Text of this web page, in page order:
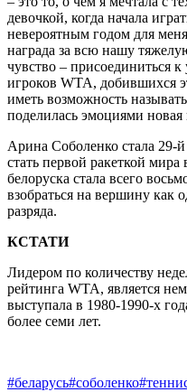
девочкой, когда начала
невероятным годом для
награда за всю нашу
чувство – присоединиться
игроков WTA, добившихся
иметь возможность
поделилась эмоциями новая
Арина Соболенко стала 29-
стать первой ракеткой
белоруска стала всего
взобраться на вершину как
разряда.
КСТАТИ
Лидером по количеству
рейтинга WTA, является
выступала в 1980-1990-х
более семи лет.
#беларусь#соболенко